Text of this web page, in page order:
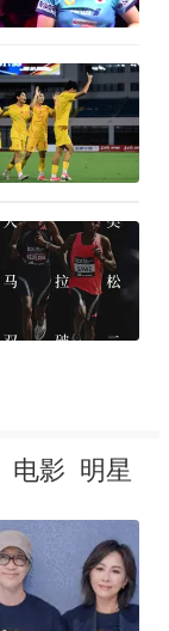
电影 明星